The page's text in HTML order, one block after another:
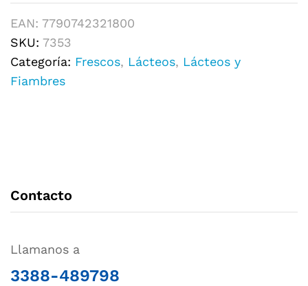
EAN: 7790742321800
SKU: 7353
Categoría: Frescos, Lácteos, Lácteos y
Fiambres
Contacto
Llamanos a
3388-489798